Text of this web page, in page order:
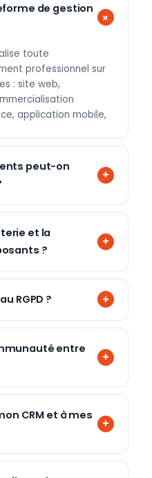
de gestion
toute
professionnel sur
: site web,
application mobile,
peut-on
et la
?
RGPD ?
entre
CRM et à mes